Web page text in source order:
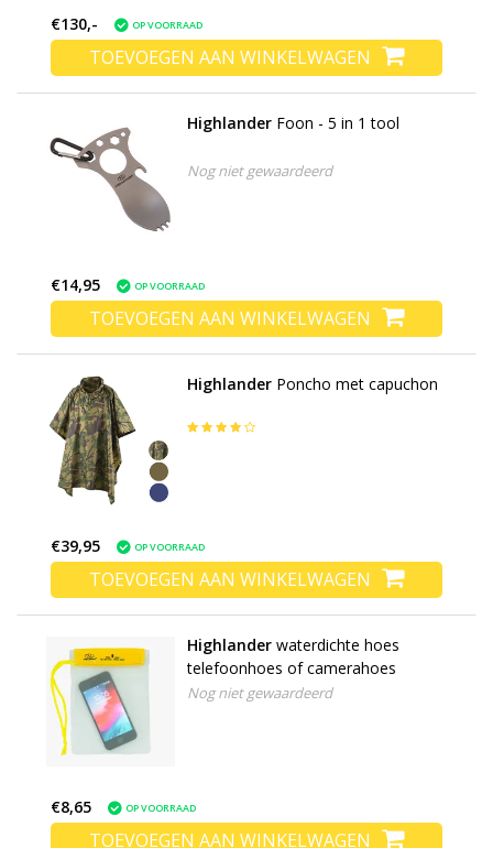
€130,- OP VOORRAAD
TOEVOEGEN AAN WINKELWAGEN
Highlander Foon - 5 in 1 tool
Nog niet gewaardeerd
€14,95 OP VOORRAAD
TOEVOEGEN AAN WINKELWAGEN
Highlander Poncho met capuchon
€39,95 OP VOORRAAD
TOEVOEGEN AAN WINKELWAGEN
Highlander waterdichte hoes
telefoonhoes of camerahoes
Nog niet gewaardeerd
€8,65 OP VOORRAAD
TOEVOEGEN AAN WINKELWAGEN